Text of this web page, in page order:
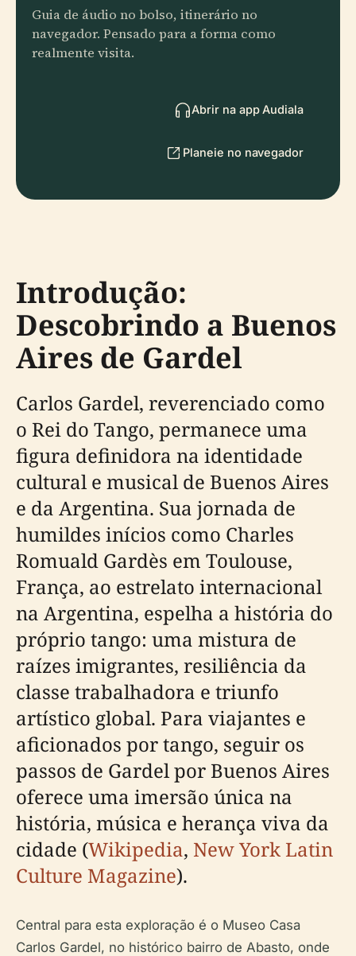
Guia de áudio no bolso, itinerário no
navegador. Pensado para a forma como
realmente visita.
Abrir na app Audiala
Planeie no navegador
Introdução:
Descobrindo a Buenos
Aires de Gardel
Carlos Gardel, reverenciado como
o Rei do Tango, permanece uma
figura definidora na identidade
cultural e musical de Buenos Aires
e da Argentina. Sua jornada de
humildes inícios como Charles
Romuald Gardès em Toulouse,
França, ao estrelato internacional
na Argentina, espelha a história do
próprio tango: uma mistura de
raízes imigrantes, resiliência da
classe trabalhadora e triunfo
artístico global. Para viajantes e
aficionados por tango, seguir os
passos de Gardel por Buenos Aires
oferece uma imersão única na
história, música e herança viva da
cidade (Wikipedia, New York Latin
Culture Magazine).
Central para esta exploração é o Museo Casa
Carlos Gardel, no histórico bairro de Abasto, onde